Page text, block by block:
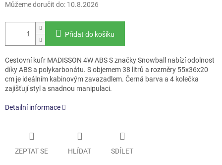
Můžeme doručit do: 10.8.2026
Přidat do košíku
Cestovní kufr MADISSON 4W ABS S značky Snowball nabízí odolnost
díky ABS a polykarbonátu. S objemem 38 litrů a rozměry 55x36x20
cm je ideálním kabinovým zavazadlem. Černá barva a 4 kolečka
zajišťují styl a snadnou manipulaci.
Detailní informace
ZEPTAT SE HLÍDAT SDÍLET